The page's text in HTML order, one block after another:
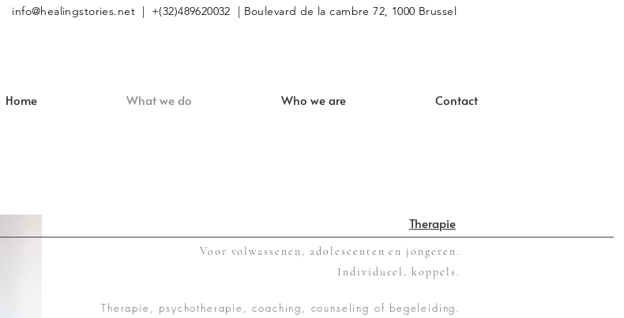
Home What we do Who we are Contact
Therapie
Voor volwassenen, adolescenten en jongeren.
Individueel, koppels.
Therapie, psychotherapie, coaching, counseling of begeleiding.
info@healingstories.net| +(32)489620032 | Boulevard de la cambre 72, 1000 Brussel